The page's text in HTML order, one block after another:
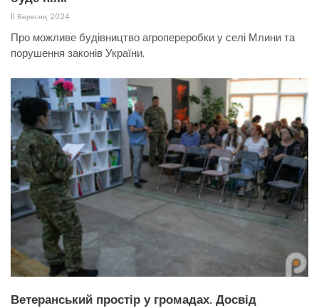
11 Вересня, 2024
Про можливе будівництво агропереробки у селі Млини та
порушення законів України.
Ветеранський простір у громадах. Досвід